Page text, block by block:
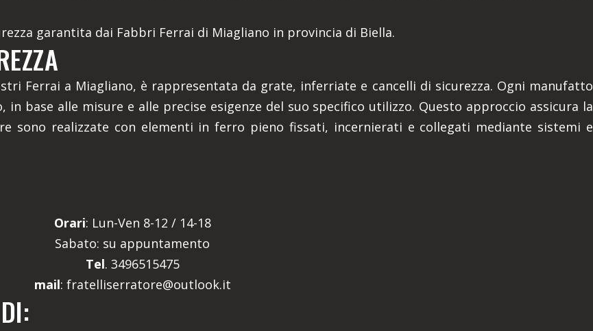
garantita dai Fabbri Ferrai di Miagliano in provincia di Biella.
Ferrai a Miagliano, è rappresentata da grate, inferriate e cancelli di sicurezza. Ogni manufatto
base alle misure e alle precise esigenze del suo specifico utilizzo. Questo approccio assicura la
sono realizzate con elementi in ferro pieno fissati, incernierati e collegati mediante sistemi e
Orari: Lun-Ven 8-12 / 14-18
Sabato: su appuntamento
Tel. 3496515475
mail: fratelliserratore@outlook.it